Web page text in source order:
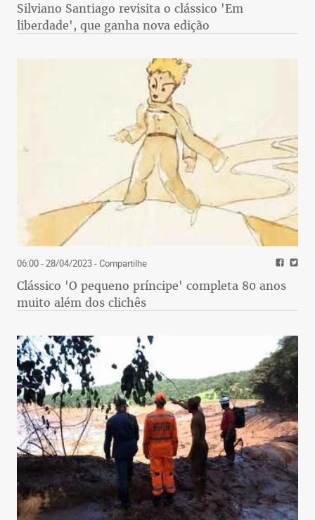
Silviano Santiago revisita o clássico 'Em
liberdade', que ganha nova edição
06:00 - 28/04/2023- Compartilhe
Clássico 'O pequeno príncipe' completa 80 anos
muito além dos clichês